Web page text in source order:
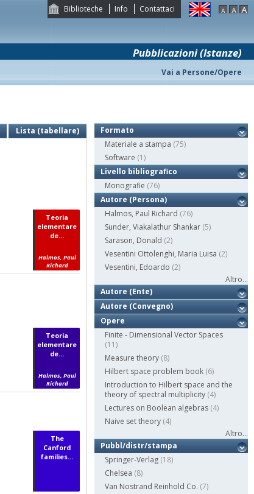
Biblioteche Info Contattaci
Pubblicazioni (Istanze)
Vai a Persone/Opere
Lista (tabellare)
Teoria
elementare
de...
Halmos, Paul
Richard
Teoria
elementare
de...
Halmos, Paul
Richard
The
Canford
families...
Formato
Materiale a stampa (75)
Software (1)
Livello bibliografico
Monografie (76)
Autore (Persona)
Halmos, Paul Richard (76)
Sunder, Viakalathur Shankar (5)
Sarason, Donald (2)
Vesentini Ottolenghi, Maria Luisa (2)
Vesentini, Edoardo (2)
Altro...
Autore (Ente)
Autore (Convegno)
Opere
Finite - Dimensional Vector Spaces
(11)
Measure theory (8)
Hilbert space problem book (6)
Introduction to Hilbert space and the
theory of spectral multiplicity (4)
Lectures on Boolean algebras (4)
Naive set theory (4)
Altro...
Pubbl/distr/stampa
Springer-Verlag (18)
Chelsea (8)
Van Nostrand Reinhold Co. (7)